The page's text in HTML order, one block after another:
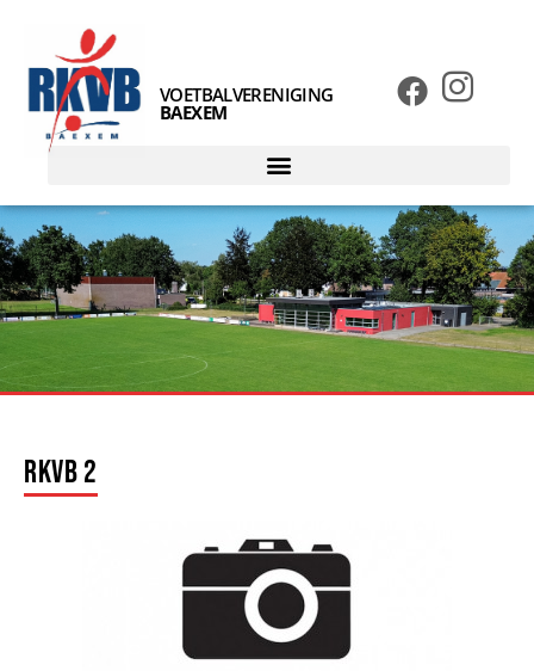
VOETBALVERENIGING
BAEXEM
rkvb 2